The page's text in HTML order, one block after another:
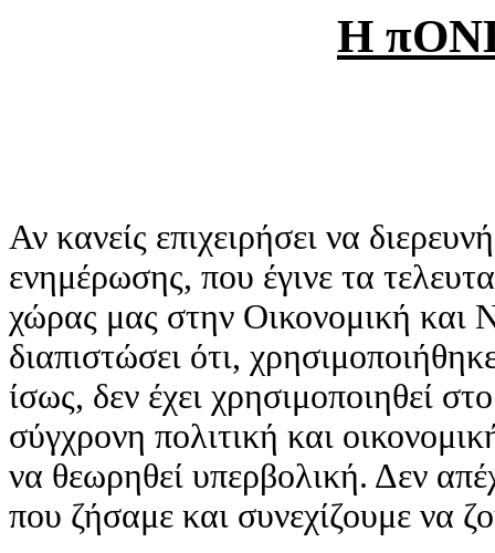
Η
Αν κανείς επιχειρήσει να
ενημέρωσης, που έγινε τα
χώρας μας στην Οικονομική
διαπιστώσει ότι,
ίσως, δεν έχει χρησιμοποιηθεί
σύγχρονη πολιτική και
να θεωρηθεί υπερβολική. Δεν
που ζήσαμε και συνεχίζουμε να